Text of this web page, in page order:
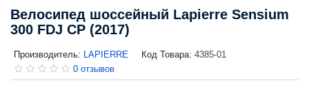
Велосипед шоссейный Lapierre Sensium
300 FDJ CP (2017)
Производитель: LAPIERRE Код Товара: 4385-01
0 отзывов